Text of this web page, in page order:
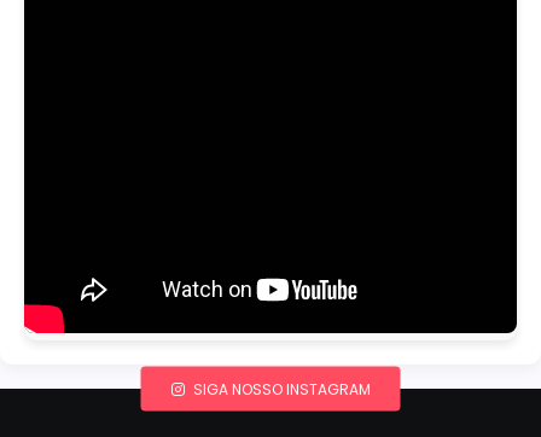
SIGA NOSSO INSTAGRAM